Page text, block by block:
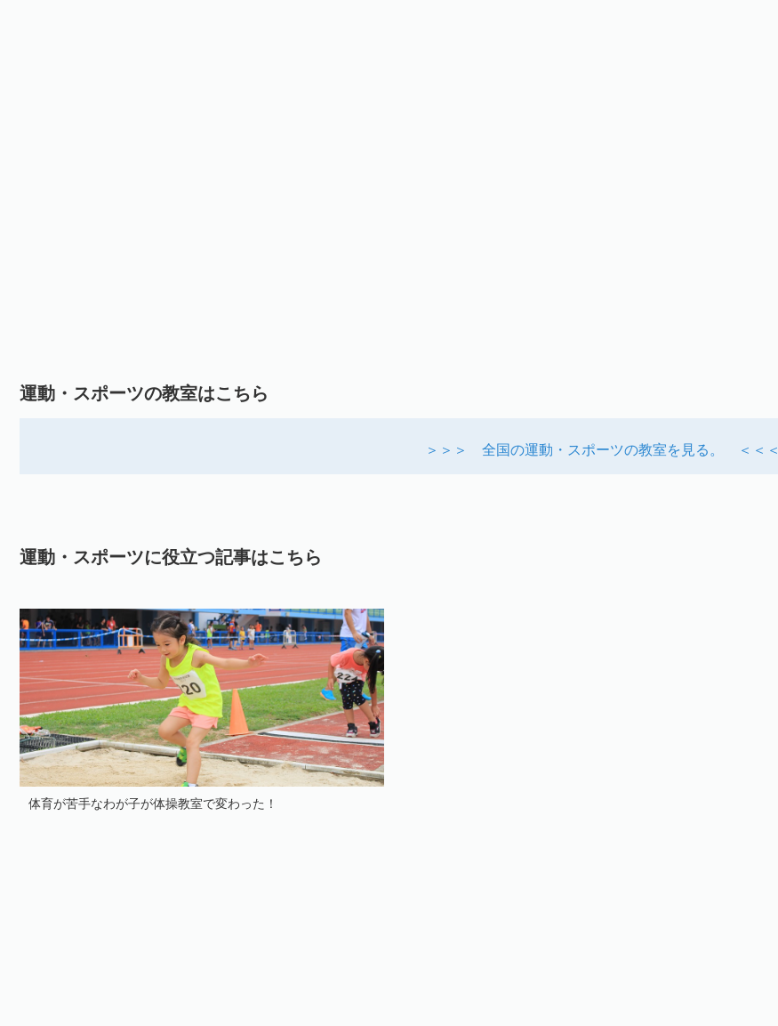
運動・スポーツの教室はこちら
＞＞＞ 全国の運動・スポーツの教室を見る。 ＜＜＜
運動・スポーツに役立つ記事はこちら
体育が苦手なわが子が体操教室で変わった！
a